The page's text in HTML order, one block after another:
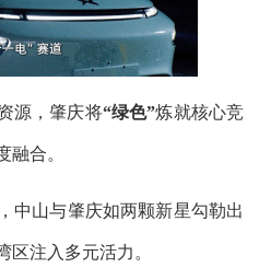
源，肇庆将“绿色”炼就核心竞
融合。
山与肇庆如两颗新星勾勒出
区注入多元活力。